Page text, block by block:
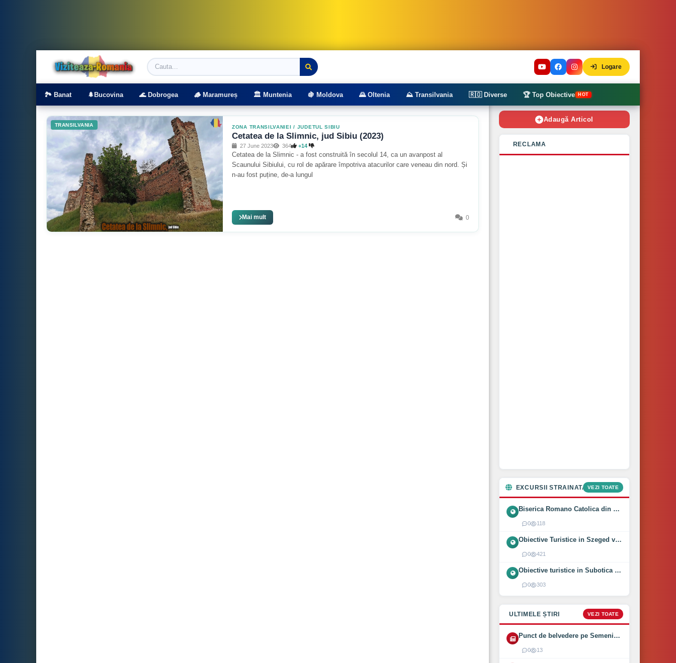
Viziteaza Romania | Obiective Turistice | Trasee montane
Logare
🏞️ Banat 🌲Bucovina 🌊 Dobrogea 🪵 Maramureș 🏛️ Muntenia 🍇 Moldova 🌄 Oltenia ⛰️ Transilvania 🇷🇴 Diverse 🏆 Top Obiective HOT
TRANSILVANIA ZONA TRANSILVANIEI / JUDETUL SIBIU
Cetatea de la Slimnic, jud Sibiu (2023)
27 June 2023 364 +14
Cetatea de la Slimnic - a fost construită în secolul 14, ca un avanpost al
Scaunului Sibiului, cu rol de apărare împotriva atacurilor care veneau din nord. Și
n-au fost puține, de-a lungul
Mai mult 0
Adaugă Articol
RECLAMA
EXCURSII STRAINATATEVEZI TOATE
Biserica Romano Catolica din Óföldeák, Ungaria (2025)
0 118
Obiective Turistice in Szeged vizitate intr-o zi (2024)
0 421
Obiective turistice in Subotica vizitate intr-o zi (2024)
0 303
ULTIMELE ȘTIRI VEZI TOATE
Punct de belvedere pe Semenic inaugurat pe 1 August 2026
0 13